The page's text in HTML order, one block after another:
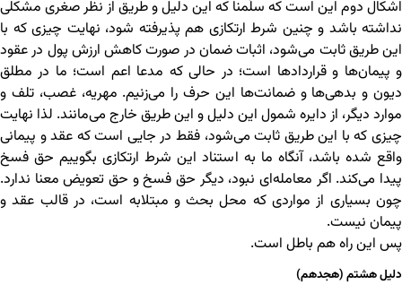
اشکال دوم این است که سلّمنا که این دلیل و طریق از نظر صغری مشکلی
نداشته باشد و چنین شرط ارتکازی هم پذیرفته شود، نهایت چیزی که با
این طریق ثابت می‌شود، اثبات ضمان در صورت کاهش ارزش پول در عقود
و پیمان‌ها و قراردادها است؛ در حالی که مدعا اعم است؛ ما در مطلق
دیون و بدهی‌ها و ضمانت‌ها این حرف را می‌زنیم. مهریه، غصب، تلف و
موارد دیگر، از دایره شمول این دلیل و این طریق خارج می‌مانند. لذا نهایت
چیزی که با این طریق ثابت می‌شود، فقط در جایی است که عقد و پیمانی
واقع شده باشد، آنگاه ما به استناد این شرط ارتکازی بگوییم حق فسخ
پیدا می‌کند. اگر معامله‌ای نبود، دیگر حق فسخ و حق تعویض معنا ندارد.
چون بسیاری از مواردی که محل بحث و مبتلابه است، در قالب عقد و
پیمان نیست.
پس این راه هم باطل است.
دلیل هشتم (هجدهم)